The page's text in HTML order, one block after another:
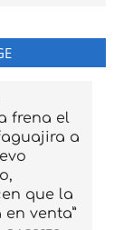
frena el
a
que la
venta”